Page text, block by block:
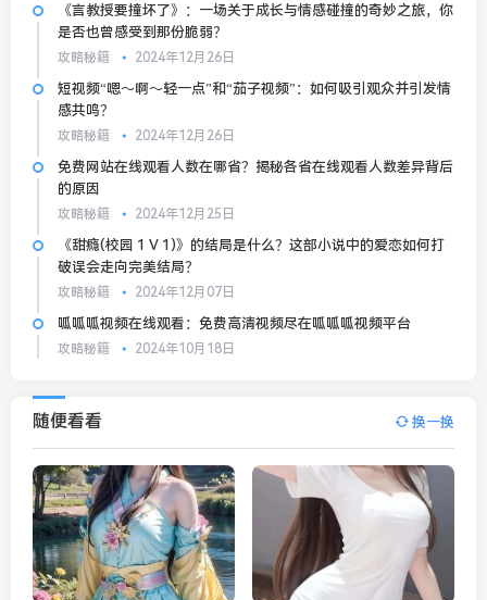
《言教授要撞坏了》：一场关于成长与情感碰撞的奇妙之旅，你
是否也曾感受到那份脆弱？
攻略秘籍 2024年12月26日
短视频“嗯～啊～轻一点”和“茄子视频”：如何吸引观众并引发情
感共鸣？
攻略秘籍 2024年12月26日
免费网站在线观看人数在哪省？揭秘各省在线观看人数差异背后
的原因
攻略秘籍 2024年12月25日
《甜瘾(校园 1 V 1)》的结局是什么？这部小说中的爱恋如何打
破误会走向完美结局？
攻略秘籍 2024年12月07日
呱呱呱视频在线观看：免费高清视频尽在呱呱呱视频平台
攻略秘籍 2024年10月18日
随便看看 换一换